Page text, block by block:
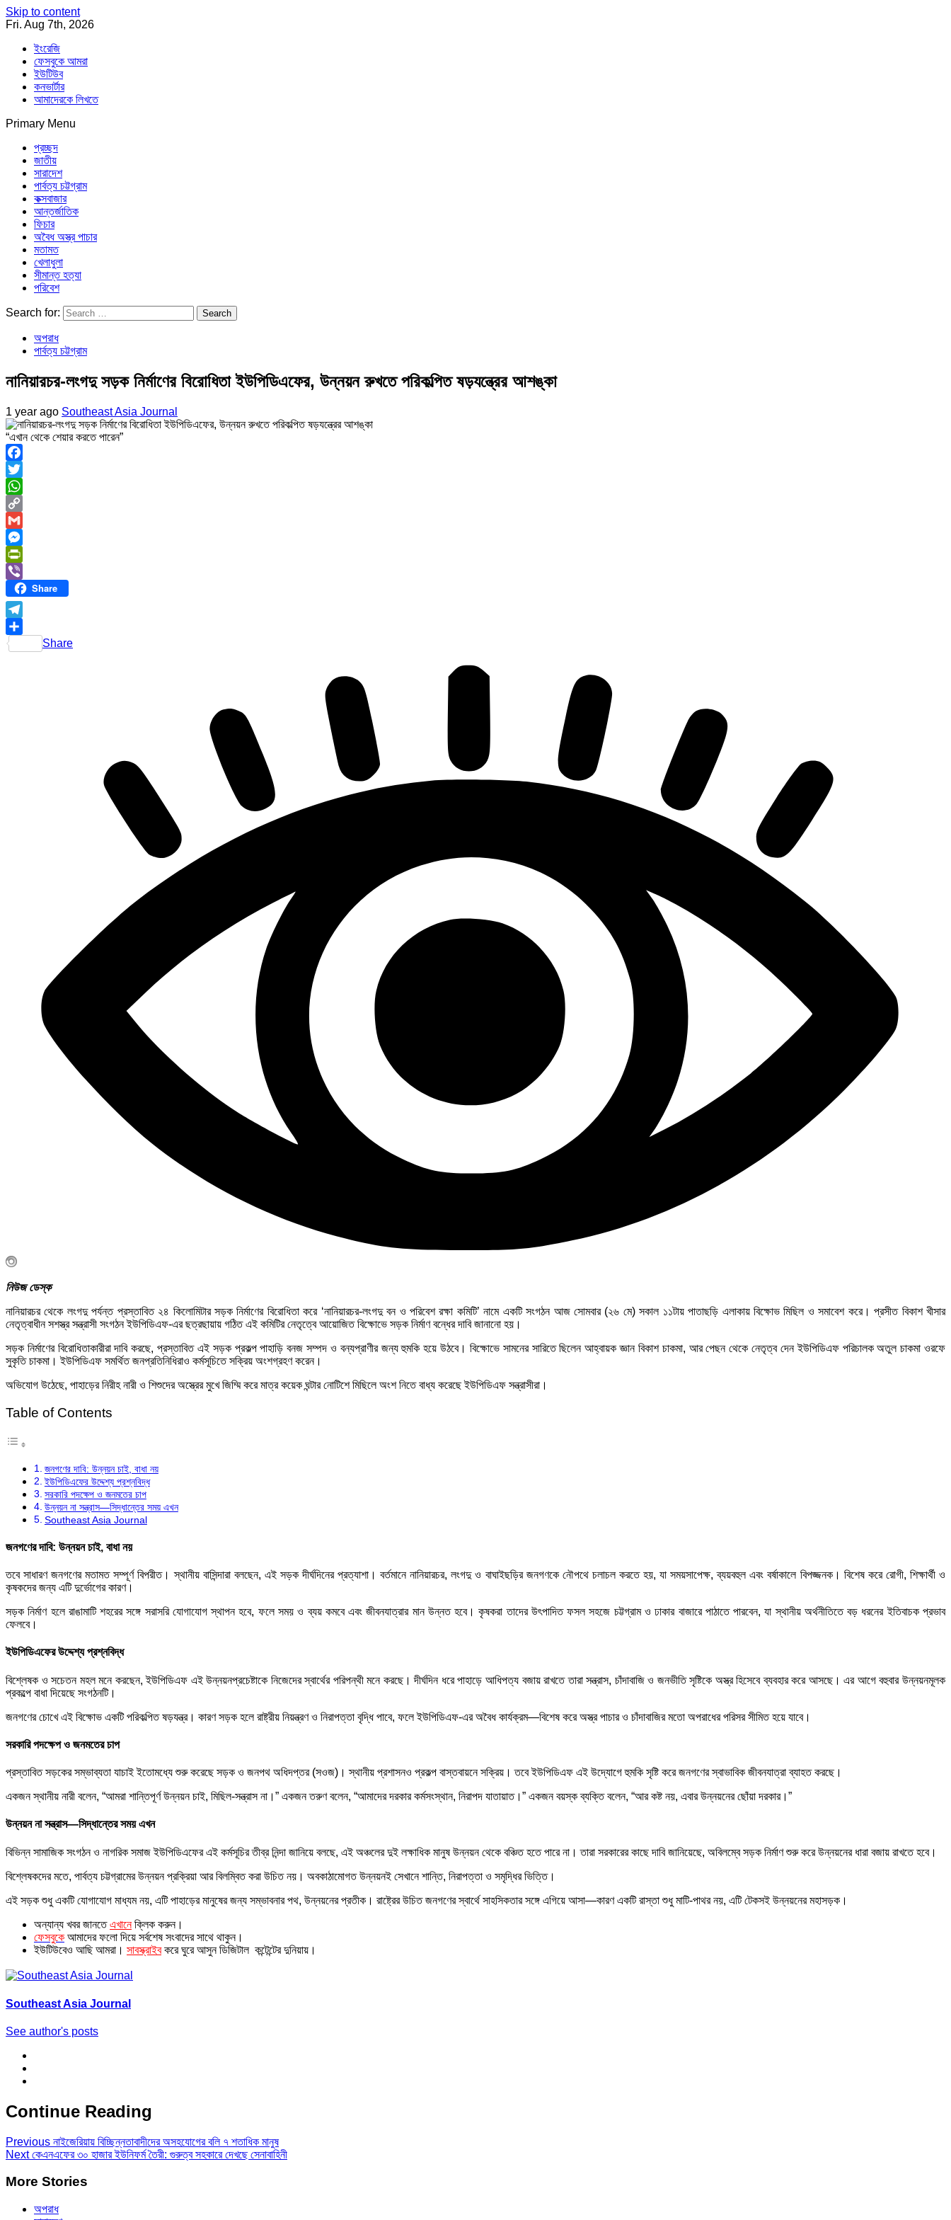
Skip to content
Fri. Aug 7th, 2026
ইংরেজি
ফেসবুকে আমরা
ইউটিউব
কনভার্টার
আমাদেরকে লিখতে
Primary Menu
Southeast Asia Journal
প্রচ্ছদ
জাতীয়
সারাদেশ
পার্বত্য চট্টগ্রাম
কক্সবাজার
আন্তর্জাতিক
ফিচার
অবৈধ অস্ত্র পাচার
মতামত
খেলাধুলা
সীমান্ত হত্যা
পরিবেশ
Search for:
অপরাধ
পার্বত্য চট্টগ্রাম
নানিয়ারচর-লংগদু সড়ক নির্মাণের বিরোধিতা ইউপিডিএফের, উন্নয়ন রুখতে পরিকল্পিত ষড়যন্ত্রের আশঙ্কা
1 year ago Southeast Asia Journal
“এখান থেকে শেয়ার করতে পারেন”
Facebook
Twitter
WhatsApp
Copy
Link
Gmail
Messenger
PrintFriendly
ViberShare
Telegram
Share
নিউজ ডেস্ক
নানিয়ারচর থেকে লংগদু পর্যন্ত প্রস্তাবিত ২৪ কিলোমিটার সড়ক নির্মাণের বিরোধিতা করে ‘নানিয়ারচর-লংগদু বন ও পরিবেশ রক্ষা কমিটি’ নামে একটি সংগঠন আজ সোমবার (২৬ মে) সকাল ১১টায় পাতাছড়ি এলাকায় বিক্ষোভ মিছিল ও সমাবেশ করে। প্রসীত বিকাশ খীসার
নেতৃত্বাধীন সশস্ত্র সন্ত্রাসী সংগঠন ইউপিডিএফ-এর ছত্রছায়ায় গঠিত এই কমিটির নেতৃত্বে আয়োজিত বিক্ষোভে সড়ক নির্মাণ বন্ধের দাবি জানানো হয়।
সড়ক নির্মাণের বিরোধিতাকারীরা দাবি করছে, প্রস্তাবিত এই সড়ক প্রকল্প পাহাড়ি বনজ সম্পদ ও বন্যপ্রাণীর জন্য হুমকি হয়ে উঠবে। বিক্ষোভে সামনের সারিতে ছিলেন আহ্বায়ক জ্ঞান বিকাশ চাকমা, আর পেছন থেকে নেতৃত্ব দেন ইউপিডিএফ পরিচালক অতুল চাকমা ওরফে
সুকৃতি চাকমা। ইউপিডিএফ সমর্থিত জনপ্রতিনিধিরাও কর্মসূচিতে সক্রিয় অংশগ্রহণ করেন।
অভিযোগ উঠেছে, পাহাড়ের নিরীহ নারী ও শিশুদের অস্ত্রের মুখে জিম্মি করে মাত্র কয়েক ঘন্টার নোটিশে মিছিলে অংশ নিতে বাধ্য করেছে ইউপিডিএফ সন্ত্রাসীরা।
Table of Contents
জনগণের দাবি: উন্নয়ন চাই, বাধা নয়
ইউপিডিএফের উদ্দেশ্য প্রশ্নবিদ্ধ
সরকারি পদক্ষেপ ও জনমতের চাপ
উন্নয়ন না সন্ত্রাস—সিদ্ধান্তের সময় এখন
Southeast Asia Journal
জনগণের দাবি: উন্নয়ন চাই, বাধা নয়
তবে সাধারণ জনগণের মতামত সম্পূর্ণ বিপরীত। স্থানীয় বাসিন্দারা বলছেন, এই সড়ক দীর্ঘদিনের প্রত্যাশা। বর্তমানে নানিয়ারচর, লংগদু ও বাঘাইছড়ির জনগণকে নৌপথে চলাচল করতে হয়, যা সময়সাপেক্ষ, ব্যয়বহুল এবং বর্ষাকালে বিপজ্জনক। বিশেষ করে রোগী, শিক্ষার্থী ও
কৃষকদের জন্য এটি দুর্ভোগের কারণ।
সড়ক নির্মাণ হলে রাঙামাটি শহরের সঙ্গে সরাসরি যোগাযোগ স্থাপন হবে, ফলে সময় ও ব্যয় কমবে এবং জীবনযাত্রার মান উন্নত হবে। কৃষকরা তাদের উৎপাদিত ফসল সহজে চট্টগ্রাম ও ঢাকার বাজারে পাঠাতে পারবেন, যা স্থানীয় অর্থনীতিতে বড় ধরনের ইতিবাচক প্রভাব
ফেলবে।
ইউপিডিএফের উদ্দেশ্য প্রশ্নবিদ্ধ
বিশ্লেষক ও সচেতন মহল মনে করছেন, ইউপিডিএফ এই উন্নয়নপ্রচেষ্টাকে নিজেদের স্বার্থের পরিপন্থী মনে করছে। দীর্ঘদিন ধরে পাহাড়ে আধিপত্য বজায় রাখতে তারা সন্ত্রাস, চাঁদাবাজি ও জনভীতি সৃষ্টিকে অস্ত্র হিসেবে ব্যবহার করে আসছে। এর আগে বহুবার উন্নয়নমূলক
প্রকল্পে বাধা দিয়েছে সংগঠনটি।
জনগণের চোখে এই বিক্ষোভ একটি পরিকল্পিত ষড়যন্ত্র। কারণ সড়ক হলে রাষ্ট্রীয় নিয়ন্ত্রণ ও নিরাপত্তা বৃদ্ধি পাবে, ফলে ইউপিডিএফ-এর অবৈধ কার্যক্রম—বিশেষ করে অস্ত্র পাচার ও চাঁদাবাজির মতো অপরাধের পরিসর সীমিত হয়ে যাবে।
সরকারি পদক্ষেপ ও জনমতের চাপ
প্রস্তাবিত সড়কের সম্ভাব্যতা যাচাই ইতোমধ্যে শুরু করেছে সড়ক ও জনপথ অধিদপ্তর (সওজ)। স্থানীয় প্রশাসনও প্রকল্প বাস্তবায়নে সক্রিয়। তবে ইউপিডিএফ এই উদ্যোগে হুমকি সৃষ্টি করে জনগণের স্বাভাবিক জীবনযাত্রা ব্যাহত করছে।
একজন স্থানীয় নারী বলেন, “আমরা শান্তিপূর্ণ উন্নয়ন চাই, মিছিল-সন্ত্রাস না।” একজন তরুণ বলেন, “আমাদের দরকার কর্মসংস্থান, নিরাপদ যাতায়াত।” একজন বয়স্ক ব্যক্তি বলেন, “আর কষ্ট নয়, এবার উন্নয়নের ছোঁয়া দরকার।”
উন্নয়ন না সন্ত্রাস—সিদ্ধান্তের সময় এখন
বিভিন্ন সামাজিক সংগঠন ও নাগরিক সমাজ ইউপিডিএফের এই কর্মসূচির তীব্র নিন্দা জানিয়ে বলছে, এই অঞ্চলের দুই লক্ষাধিক মানুষ উন্নয়ন থেকে বঞ্চিত হতে পারে না। তারা সরকারের কাছে দাবি জানিয়েছে, অবিলম্বে সড়ক নির্মাণ শুরু করে উন্নয়নের ধারা বজায় রাখতে হবে।
বিশ্লেষকদের মতে, পার্বত্য চট্টগ্রামের উন্নয়ন প্রক্রিয়া আর বিলম্বিত করা উচিত নয়। অবকাঠামোগত উন্নয়নই সেখানে শান্তি, নিরাপত্তা ও সমৃদ্ধির ভিত্তি।
এই সড়ক শুধু একটি যোগাযোগ মাধ্যম নয়, এটি পাহাড়ের মানুষের জন্য সম্ভাবনার পথ, উন্নয়নের প্রতীক। রাষ্ট্রের উচিত জনগণের স্বার্থে সাহসিকতার সঙ্গে এগিয়ে আসা—কারণ একটি রাস্তা শুধু মাটি-পাথর নয়, এটি টেকসই উন্নয়নের মহাসড়ক।
অন্যান্য খবর জানতে এখানে ক্লিক করুন।
ফেসবুকে আমাদের ফলো দিয়ে সর্বশেষ সংবাদের সাথে থাকুন।
ইউটিউবেও আছি আমরা। সাবস্ক্রাইব করে ঘুরে আসুন ডিজিটাল কন্টেন্টের দুনিয়ায়।
Southeast Asia Journal
See author's posts
Continue Reading
Previous নাইজেরিয়ায় বিচ্ছিন্নতাবাদীদের অসহযোগের বলি ৭ শতাধিক মানুষ
Nextকেএনএফের ৩০ হাজার ইউনিফর্ম তৈরী: গুরুত্ব সহকারে দেখছে সেনাবাহিনী
More Stories
অপরাধ